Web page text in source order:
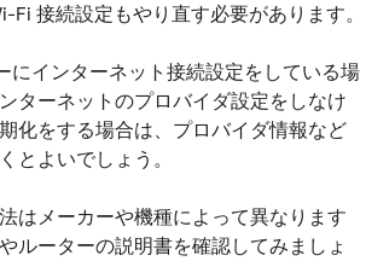
Fi 接続設定もやり直す必要があります。
にインターネット接続設定をしている場
ターネットのプロバイダ設定をしなけ
化をする場合は、プロバイダ情報など
とよいでしょう。
はメーカーや機種によって異なります
ルーターの説明書を確認してみましょ